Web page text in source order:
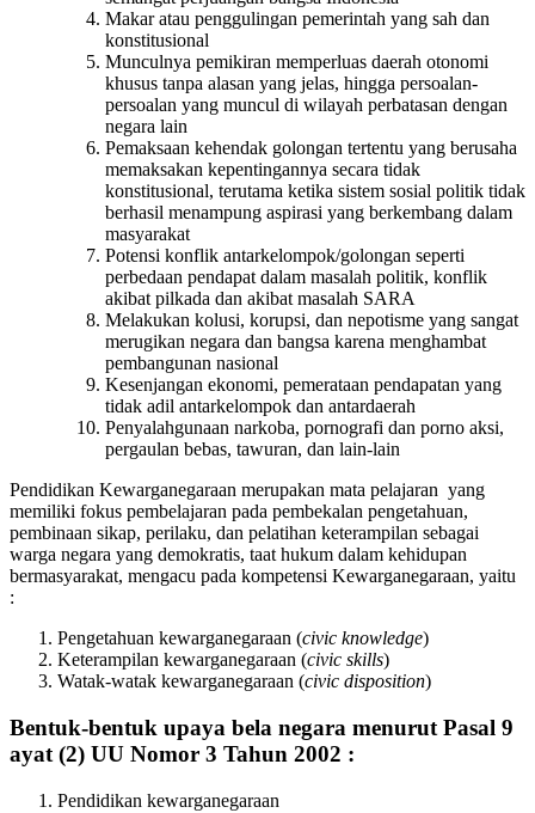
Makar atau penggulingan pemerintah yang sah dan
konstitusional
Munculnya pemikiran memperluas daerah otonomi
khusus tanpa alasan yang jelas, hingga persoalan-
persoalan yang muncul di wilayah perbatasan dengan
negara lain
Pemaksaan kehendak golongan tertentu yang berusaha
memaksakan kepentingannya secara tidak
konstitusional, terutama ketika sistem sosial politik tidak
berhasil menampung aspirasi yang berkembang dalam
masyarakat
Potensi konflik antarkelompok/golongan seperti
perbedaan pendapat dalam masalah politik, konflik
akibat pilkada dan akibat masalah SARA
Melakukan kolusi, korupsi, dan nepotisme yang sangat
merugikan negara dan bangsa karena menghambat
pembangunan nasional
Kesenjangan ekonomi, pemerataan pendapatan yang
tidak adil antarkelompok dan antardaerah
Penyalahgunaan narkoba, pornografi dan porno aksi,
pergaulan bebas, tawuran, dan lain-lain
Pendidikan Kewarganegaraan merupakan mata pelajaran yang
memiliki fokus pembelajaran pada pembekalan pengetahuan,
pembinaan sikap, perilaku, dan pelatihan keterampilan sebagai
warga negara yang demokratis, taat hukum dalam kehidupan
bermasyarakat, mengacu pada kompetensi Kewarganegaraan, yaitu
:
Pengetahuan kewarganegaraan (civic knowledge)
Keterampilan kewarganegaraan (civic skills)
Watak-watak kewarganegaraan (civic disposition)
Bentuk-bentuk upaya bela negara menurut Pasal 9
ayat (2) UU Nomor 3 Tahun 2002 :
Pendidikan kewarganegaraan